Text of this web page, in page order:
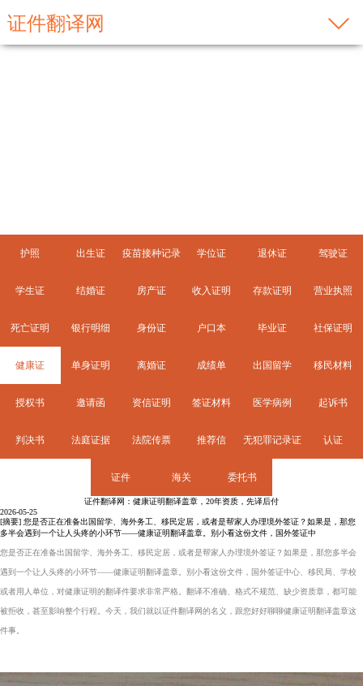
证件翻译网
护照 出生证 疫苗接种记录 学位证 退休证 驾驶证
学生证 结婚证 房产证 收入证明 存款证明 营业执照
死亡证明 银行明细 身份证 户口本 毕业证 社保证明
健康证 单身证明 离婚证 成绩单 出国留学 移民材料
授权书 邀请函 资信证明 签证材料 医学病例 起诉书
判决书 法庭证据 法院传票 推荐信 无犯罪记录证 认证
证件 海关 委托书
证件翻译网：健康证明翻译盖章，20年资质，先译后付
2026-05-25
[摘要] 您是否正在准备出国留学、海外务工、移民定居，或者是帮家人办理境外签证？如果是，那您
多半会遇到一个让人头疼的小环节——健康证明翻译盖章。别小看这份文件，国外签证中
您是否正在准备出国留学、海外务工、移民定居，或者是帮家人办理境外签证？如果是，那您多半会
遇到一个让人头疼的小环节——健康证明翻译盖章。别小看这份文件，国外签证中心、移民局、学校
或者用人单位，对健康证明的翻译件要求非常严格。翻译不准确、格式不规范、缺少资质章，都可能
被拒收，甚至影响整个行程。今天，我们就以证件翻译网的名义，跟您好好聊聊健康证明翻译盖章这
件事。